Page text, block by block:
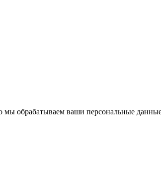
мы обрабатываем ваши персональные